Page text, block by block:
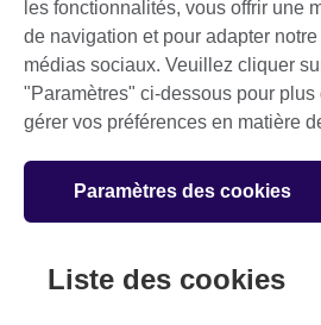
les fonctionnalités, vous offrir une
de navigation et pour adapter
médias sociaux. Veuillez cliquer
"Paramètres" ci-dessous pour
gérer vos préférences en matière
Paramètres des cookies
Liste des cookies